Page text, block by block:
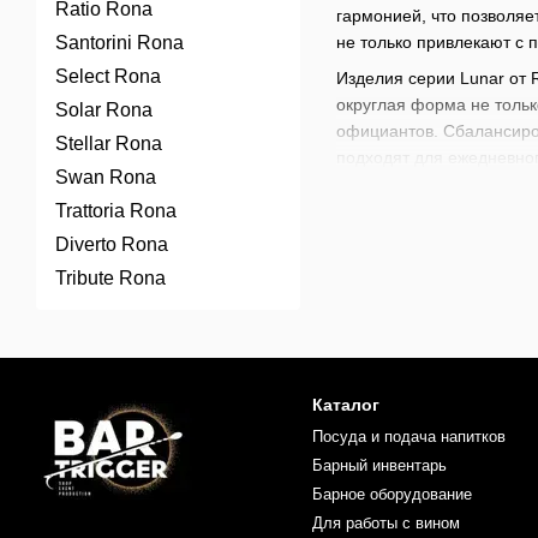
гармонией, что
не только привлекают с
Изделия серии Lunar от
округлая форма не
официантов.
коктейлей
создания
Ratio Rona
Santorini Rona
Select Rona
Solar Rona
Stellar Rona
Swan Rona
Trattoria Rona
Diverto Rona
Tribute Rona
Каталог
Посуда и подача напитков
Барный инвентарь
Барное оборудование
Для работы с вином